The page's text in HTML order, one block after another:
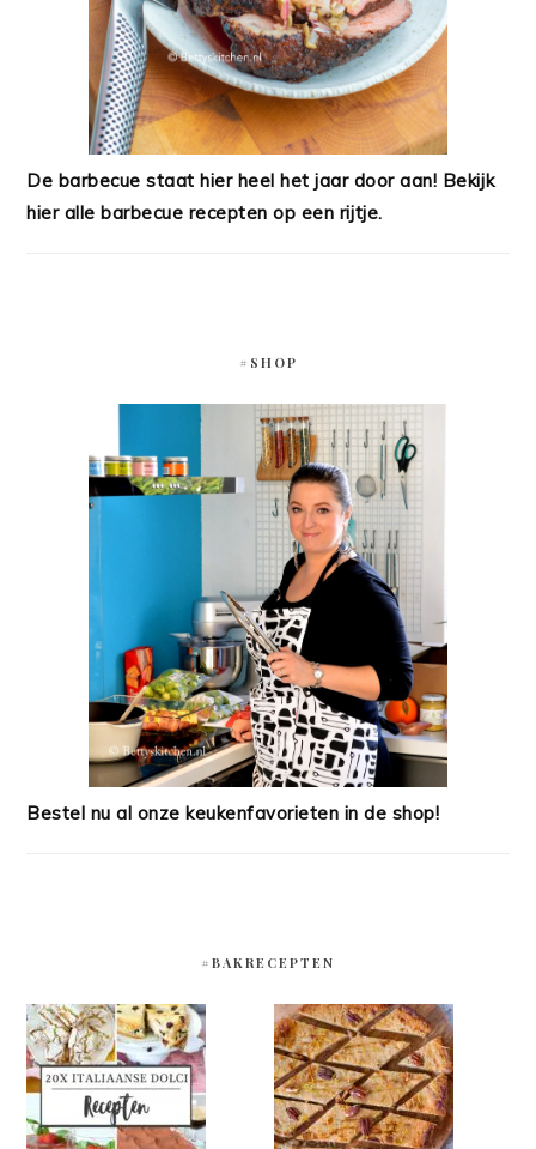
De barbecue staat hier heel het jaar door aan! Bekijk
hier alle barbecue recepten op een rijtje.
#SHOP
Bestel nu al onze keukenfavorieten in de shop!
#BAKRECEPTEN